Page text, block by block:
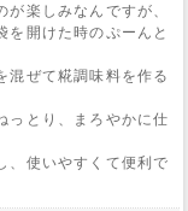
楽しみなんですが、
を開けた時のぷーんと
混ぜて糀調味料を作る
っとり、まろやかに仕
、使いやすくて便利で